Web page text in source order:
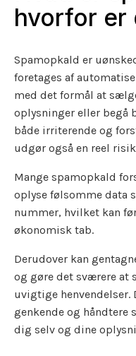
hvorfor er
Spamopkald er
foretages af
med det formål at
oplysninger eller begå
både irriterende og
udgør også en reel
Mange spamopkald
oplyse følsomme data
nummer, hvilket kan
økonomisk tab.
Derudover kan
og gøre det sværere at
uvigtige
genkende og håndtere
dig selv og dine